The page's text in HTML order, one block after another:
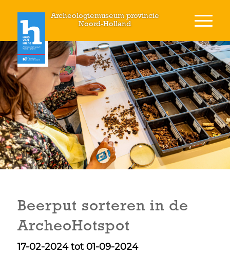
Archeologiemuseum provincie
Noord-Holland
Beerput sorteren in de
ArcheoHotspot
17-02-2024 tot 01-09-2024